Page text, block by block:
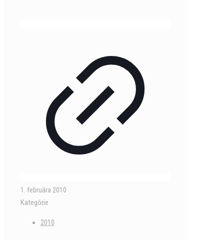
1. februára 2010
Kategórie
2010